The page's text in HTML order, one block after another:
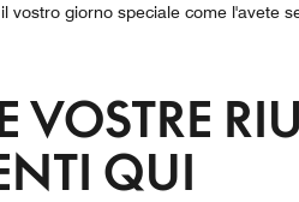
giorno speciale come l'avete
VOSTRE
QUI